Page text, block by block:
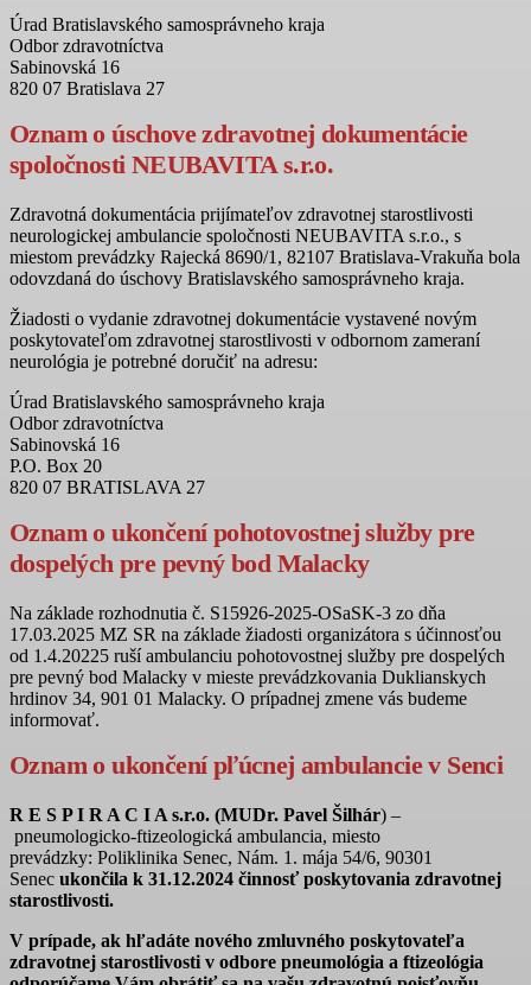
Úrad Bratislavského samosprávneho kraja
Odbor zdravotníctva
Sabinovská 16
820 07 Bratislava 27
Oznam o úschove zdravotnej dokumentácie
spoločnosti NEUBAVITA s.r.o.
Zdravotná dokumentácia prijímateľov zdravotnej starostlivosti
neurologickej ambulancie spoločnosti NEUBAVITA s.r.o., s
miestom prevádzky Rajecká 8690/1, 82107 Bratislava-Vrakuňa bola
odovzdaná do úschovy Bratislavského samosprávneho kraja.
Žiadosti o vydanie zdravotnej dokumentácie vystavené novým
poskytovateľom zdravotnej starostlivosti v odbornom zameraní
neurológia je potrebné doručiť na adresu:
Úrad Bratislavského samosprávneho kraja
Odbor zdravotníctva
Sabinovská 16
P.O. Box 20
820 07 BRATISLAVA 27
Oznam o ukončení pohotovostnej služby pre
dospelých pre pevný bod Malacky
Na základe rozhodnutia č. S15926-2025-OSaSK-3 zo dňa
17.03.2025 MZ SR na základe žiadosti organizátora s účinnosťou
od 1.4.20225 ruší ambulanciu pohotovostnej služby pre dospelých
pre pevný bod Malacky v mieste prevádzkovania Duklianskych
hrdinov 34, 901 01 Malacky. O prípadnej zmene vás budeme
informovať.
Oznam o ukončení pľúcnej ambulancie v Senci
R E S P I R A C I A s.r.o. (MUDr. Pavel Šilhár) –
pneumologicko-ftizeologická ambulancia, miesto
prevádzky: Poliklinika Senec, Nám. 1. mája 54/6, 90301
Senec ukončila k 31.12.2024 činnosť poskytovania zdravotnej
starostlivosti.
V prípade, ak hľadáte nového zmluvného poskytovateľa
zdravotnej starostlivosti v odbore pneumológia a ftizeológia